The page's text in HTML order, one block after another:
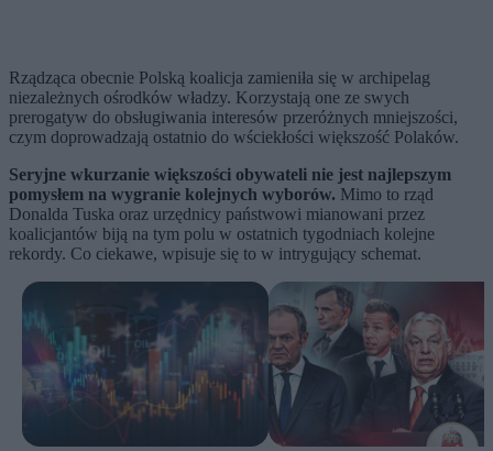
Rządząca obecnie Polską koalicja zamieniła się w archipelag
niezależnych ośrodków władzy. Korzystają one ze swych
prerogatyw do obsługiwania interesów przeróżnych mniejszości,
czym doprowadzają ostatnio do wściekłości większość Polaków.
Seryjne wkurzanie większości obywateli nie jest najlepszym
pomysłem na wygranie kolejnych wyborów. Mimo to rząd
Donalda Tuska oraz urzędnicy państwowi mianowani przez
koalicjantów biją na tym polu w ostatnich tygodniach kolejne
rekordy. Co ciekawe, wpisuje się to w intrygujący schemat.